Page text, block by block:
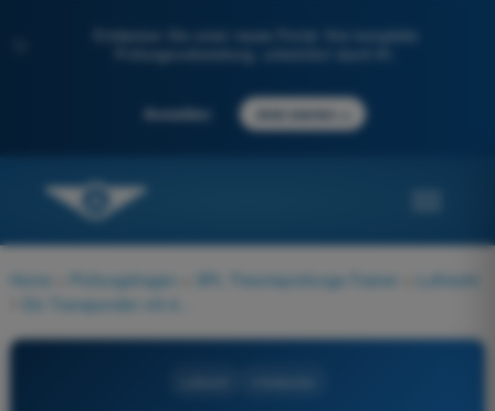
Entdecken Sie unser neues Portal: Ihre komplette
Prüfungsvorbereitung, unterstützt durch KI.
Anmelden Jetzt starten
Home Prüfungsfragen SPL Theorieprüfungs-Trainer
Luftrecht